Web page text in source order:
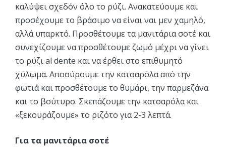
καλύψει σχεδόν όλο το ρύζι. Ανακατεύουμε και
προσέχουμε το βράσιμο να είναι ναι μεν χαμηλό,
αλλά υπαρκτό. Προσθέτουμε τα μανιτάρια σοτέ και
συνεχίζουμε να προσθέτουμε ζωμό μέχρι να γίνει
το ρύζι al dente και να έρθει στο επιθυμητό
χύλωμα. Αποσύρουμε την κατσαρόλα από την
φωτιά και προσθέτουμε το θυμάρι, την παρμεζάνα
και το βούτυρο. Σκεπάζουμε την κατσαρόλα και
«ξεκουράζουμε» το ριζότο για 2-3 λεπτά.
Για τα μανιτάρια σοτέ